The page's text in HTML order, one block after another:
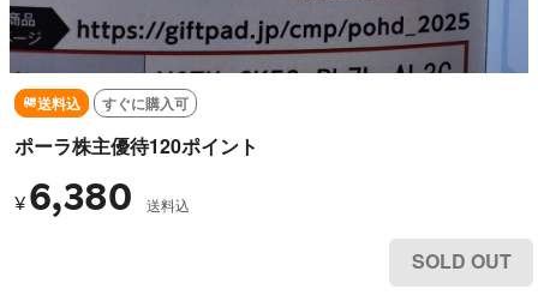
送料込 すぐに購入可
ポーラ株主優待120ポイント
¥ 6,380 送料込
SOLD OUT